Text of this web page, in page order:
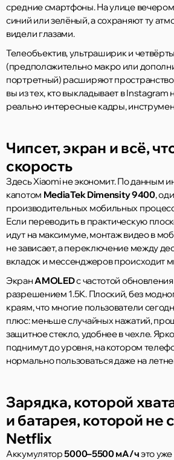
средние смартфоны. На улице
синий или зелёный, а сохраняют ту
видели глазами.
Телеобъектив, ультраширик и
(предположительно макро или
портретный) расширяют пространство
вы из тех, кто выкладывает в Instagram
реально интересные кадры,
Чипсет, экран и всё,
скорость
Здесь Xiaomi не экономит. По данным
капотом MediaTek Dimensity 9400,
производительных мобильных
Если переводить в практическую
идут на максимуме, монтаж видео в
не зависает, а переключение между
вкладок и мессенджеров происходит
Экран AMOLEDс частотой обновления
разрешением 1.5K. Плоский, без
краям, что многие пользователи
плюс: меньше случайных нажатий,
защитное стекло, удобнее в чехле.
поднимут до уровня, на котором
нормально пользоваться даже на
Зарядка, которой
и батарея, которой не
Netflix
Аккумулятор5000–5500 мА/чэто